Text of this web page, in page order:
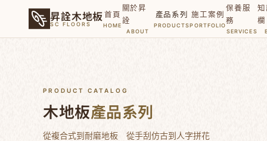
昇詮木地板
SC FLOORS
首頁
HOME
關於昇
詮
ABOUT
產品系列
PRODUCTS
施工案例
PORTFOLIO
保養服
務
SERVICES
欄
PRODUCT CATALOG
木地板產品系列
從複合式到耐磨地板 從手刮仿古到人字拼花